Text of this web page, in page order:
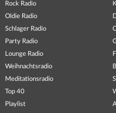
Rock Radio
Oldie Radio
Schlager Radio
Party Radio
Lounge Radio
Weihnachtsradio
Meditationsradio
Top 40
Playlist